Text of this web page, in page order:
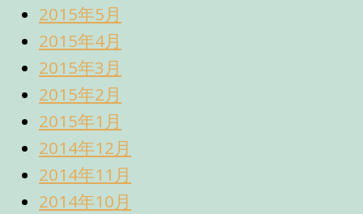
2015年5月
2015年4月
2015年3月
2015年2月
2015年1月
2014年12月
2014年11月
2014年10月